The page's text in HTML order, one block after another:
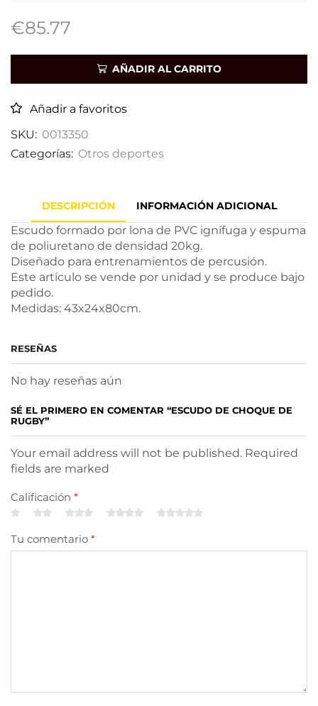
€85.77
AÑADIR AL CARRITO
Añadir a favoritos
SKU: 0013350
Categorías: Otros deportes
DESCRIPCIÓN INFORMACIÓN ADICIONAL
Escudo formado por lona de PVC ignífuga y espuma
de poliuretano de densidad 20kg.
Diseñado para entrenamientos de percusión.
Este artículo se vende por unidad y se produce bajo
pedido.
Medidas: 43x24x80cm.
RESEÑAS
No hay reseñas aún
SÉ EL PRIMERO EN COMENTAR “ESCUDO DE CHOQUE DE
RUGBY”
Your email address will not be published. Required
fields are marked
Calificación *
Tu comentario *